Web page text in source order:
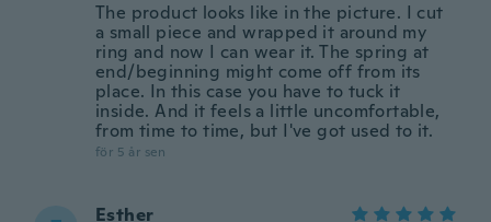
The product looks like in the picture. I cut
a small piece and wrapped it around my
ring and now I can wear it. The spring at
end/beginning might come off from its
place. In this case you have to tuck it
inside. And it feels a little uncomfortable,
from time to time, but I've got used to it.
för 5 år sen
Esther